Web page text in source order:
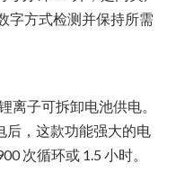
字方式检测并保持所需
离子可拆卸电池供电。
后，这款功能强大的电
次循环或 1.5 小时。